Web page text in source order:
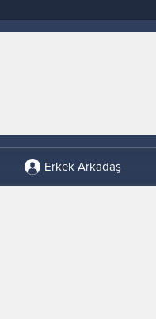
Erkek Arkadaş